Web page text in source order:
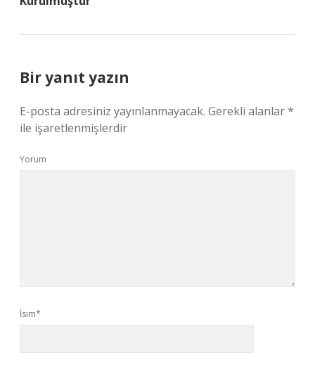
Bir yanıt yazın
E-posta adresiniz yayınlanmayacak. Gerekli alanlar*
ile işaretlenmişlerdir
Yorum
İsim*